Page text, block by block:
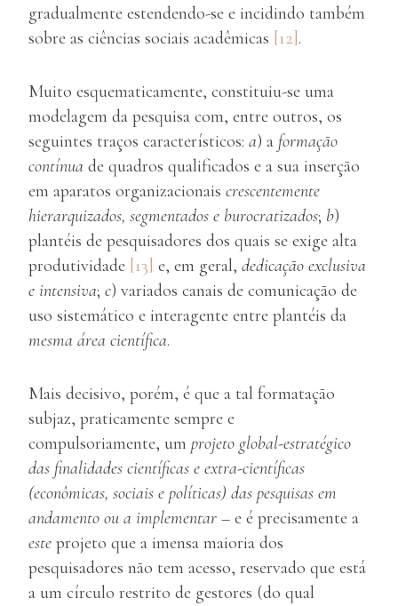
gradualmente estendendo-se e incidindo também
sobre as ciências sociais acadêmicas [12].
Muito esquematicamente, constituiu-se uma
modelagem da pesquisa com, entre outros, os
seguintes traços característicos: a) a formação
contínua de quadros qualificados e a sua inserção
em aparatos organizacionais crescentemente
hierarquizados, segmentados e burocratizados; b)
plantéis de pesquisadores dos quais se exige alta
produtividade [13] e, em geral, dedicação exclusiva
e intensiva; c) variados canais de comunicação de
uso sistemático e interagente entre plantéis da
mesma área científica.
Mais decisivo, porém, é que a tal formatação
subjaz, praticamente sempre e
compulsoriamente, um projeto global-estratégico
das finalidades científicas e extra-científicas
(econômicas, sociais e políticas) das pesquisas em
andamento ou a implementar – e é precisamente a
este projeto que a imensa maioria dos
pesquisadores não tem acesso, reservado que está
a um círculo restrito de gestores (do qual